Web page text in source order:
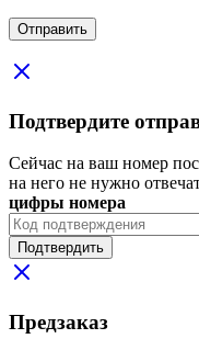
Подтвердите
Сейчас на ваш номер
на него не нужно
цифры номера
Подтвердить
Предзаказ